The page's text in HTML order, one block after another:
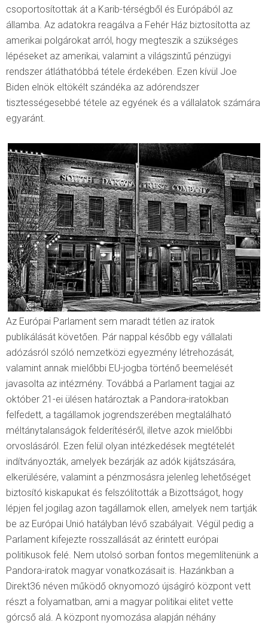
csoportosítottak át a Karib-térségből és Európából az
államba. Az adatokra reagálva a Fehér Ház biztosította az
amerikai polgárokat arról, hogy megteszik a szükséges
lépéseket az amerikai, valamint a világszintű pénzügyi
rendszer átláthatóbbá tétele érdekében. Ezen kívül Joe
Biden elnök eltökélt szándéka az adórendszer
tisztességesebbé tétele az egyének és a vállalatok számára
egyaránt.
Az Európai Parlament sem maradt tétlen az iratok
publikálását követően. Pár nappal később egy vállalati
adózásról szóló nemzetközi egyezmény létrehozását,
valamint annak mielőbbi EU-jogba történő beemelését
javasolta az intézmény. Továbbá a Parlament tagjai az
október 21-ei ülésen határoztak a Pandora-iratokban
felfedett, a tagállamok jogrendszerében megtalálható
méltánytalanságok felderítéséről, illetve azok mielőbbi
orvoslásáról. Ezen felül olyan intézkedések megtételét
indítványozták, amelyek bezárják az adók kijátszására,
elkerülésére, valamint a pénzmosásra jelenleg lehetőséget
biztosító kiskapukat és felszólították a Bizottságot, hogy
lépjen fel jogilag azon tagállamok ellen, amelyek nem tartják
be az Európai Unió hatályban lévő szabályait. Végül pedig a
Parlament kifejezte rosszallását az érintett európai
politikusok felé. Nem utolsó sorban fontos megemlítenünk a
Pandora-iratok magyar vonatkozásait is. Hazánkban a
Direkt36 néven működő oknyomozó újságíró központ vett
részt a folyamatban, ami a magyar politikai elitet vette
górcső alá. A központ nyomozása alapján néhány